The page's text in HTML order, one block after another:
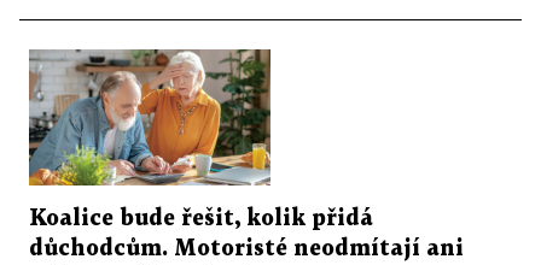
Koalice bude řešit, kolik přidá
důchodcům. Motoristé neodmítají ani